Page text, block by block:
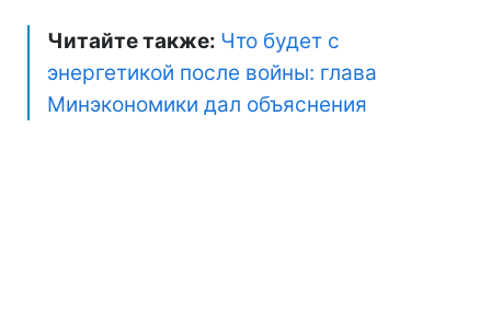
Читайте также: Что будет с
энергетикой после войны: глава
Минэкономики дал объяснения